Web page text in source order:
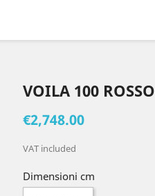
VOILA 100 ROSSO
€2,748.00
VAT included
Dimensioni cm